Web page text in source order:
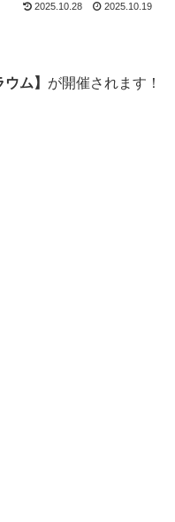
2025.10.28 2025.10.19
ム】 が開催されます！